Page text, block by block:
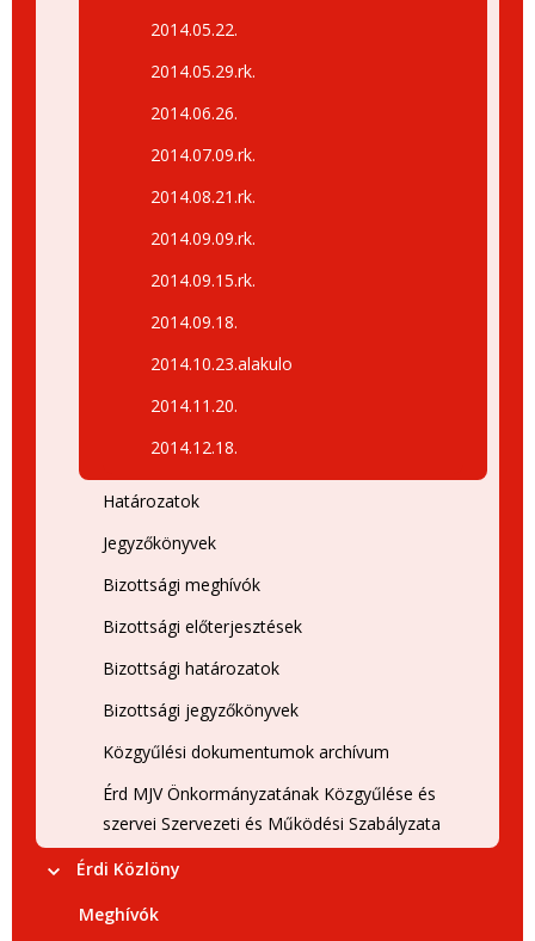
2014.05.22.
2014.05.29.rk.
2014.06.26.
2014.07.09.rk.
2014.08.21.rk.
2014.09.09.rk.
2014.09.15.rk.
2014.09.18.
2014.10.23.alakulo
2014.11.20.
2014.12.18.
Határozatok
Jegyzőkönyvek
Bizottsági meghívók
Bizottsági előterjesztések
Bizottsági határozatok
Bizottsági jegyzőkönyvek
Közgyűlési dokumentumok archívum
Érd MJV Önkormányzatának Közgyűlése és
szervei Szervezeti és Működési Szabályzata
Érdi Közlöny
Meghívók